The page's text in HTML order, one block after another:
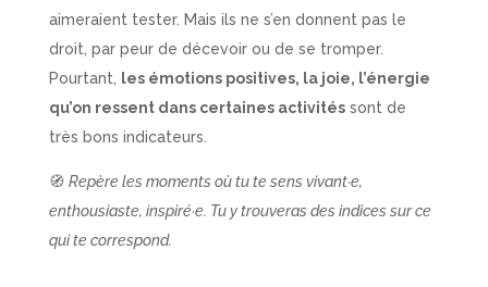
aimeraient tester. Mais ils ne s’en donnent pas le
droit, par peur de décevoir ou de se tromper.
Pourtant,
les émotions positives, la joie, l’énergie
qu’on ressent dans certaines activitéssont de
très bons indicateurs.
🧭 Repère les moments où tu te sens vivant·e,
enthousiaste, inspiré·e. Tu y trouveras des indices sur ce
qui te correspond.